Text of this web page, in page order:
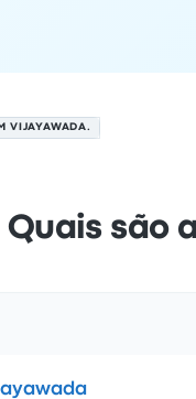
VIJAYAWADA.
Quais são